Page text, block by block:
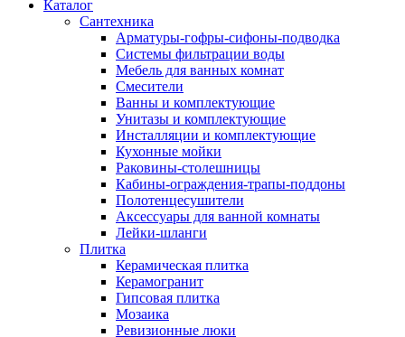
Каталог
Сантехника
Арматуры-гофры-сифоны-подводка
Системы фильтрации воды
Мебель для ванных комнат
Смесители
Ванны и комплектующие
Унитазы и комплектующие
Инсталляции и комплектующие
Кухонные мойки
Раковины-столешницы
Кабины-ограждения-трапы-поддоны
Полотенцесушители
Аксессуары для ванной комнаты
Лейки-шланги
Плитка
Керамическая плитка
Керамогранит
Гипсовая плитка
Мозаика
Ревизионные люки